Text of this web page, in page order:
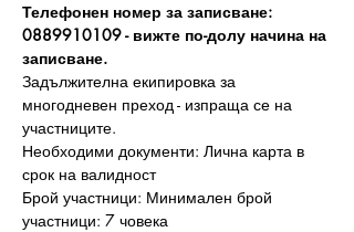
Телефонен номер за записване:
0889910109 - вижте по-долу начина на
записване.
Задължителна екипировка за
многодневен преход - изпраща се на
участниците.
Необходими документи: Лична карта в
срок на валидност
Брой участници: Минимален брой
участници: 7 човека